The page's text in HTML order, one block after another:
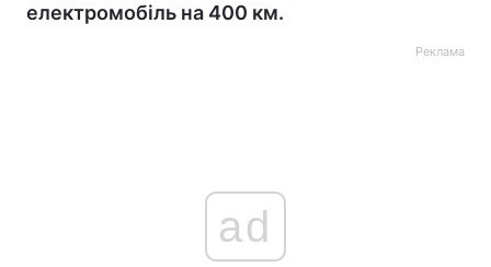
електромобіль на 400 км.
Реклама
ad